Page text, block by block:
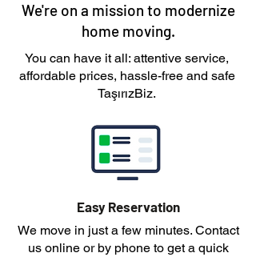
We're on a mission to modernize
home moving.
You can have it all: attentive service,
affordable prices, hassle-free and safe
TaşırızBiz.
Easy Reservation
We move in just a few minutes. Contact
us online or by phone to get a quick